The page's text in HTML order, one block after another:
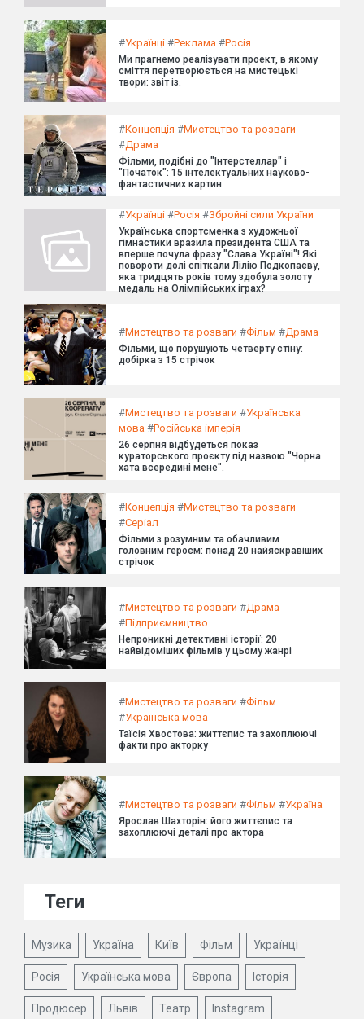
#Українці #Реклама #Росія
Ми прагнемо реалізувати проект, в якому
сміття перетворюється на мистецькі
твори: звіт із.
#Концепція #Мистецтво та розваги
#Драма
Фільми, подібні до "Інтерстеллар" і
"Початок": 15 інтелектуальних науково-
фантастичних картин
#Українці #Росія #Збройні сили України
Українська спортсменка з художньої
гімнастики вразила президента США та
вперше почула фразу "Слава Україні"! Які
повороти долі спіткали Лілію Подкопаєву,
яка тридцять років тому здобула золоту
медаль на Олімпійських іграх?
#Мистецтво та розваги #Фільм #Драма
Фільми, що порушують четверту стіну:
добірка з 15 стрічок
#Мистецтво та розваги #Українська
мова #Російська імперія
26 серпня відбудеться показ
кураторського проєкту під назвою "Чорна
хата всередині мене".
#Концепція #Мистецтво та розваги
#Серіал
Фільми з розумним та обачливим
головним героєм: понад 20 найяскравіших
стрічок
#Мистецтво та розваги #Драма
#Підприємництво
Непроникні детективні історії: 20
найвідоміших фільмів у цьому жанрі
#Мистецтво та розваги #Фільм
#Українська мова
Таїсія Хвостова: життєпис та захоплюючі
факти про акторку
#Мистецтво та розваги #Фільм #Україна
Ярослав Шахторін: його життєпис та
захоплюючі деталі про актора
Теги
Музика Україна Київ Фільм Українці
Росія Українська мова Європа Історія
Продюсер Львів Театр Instagram